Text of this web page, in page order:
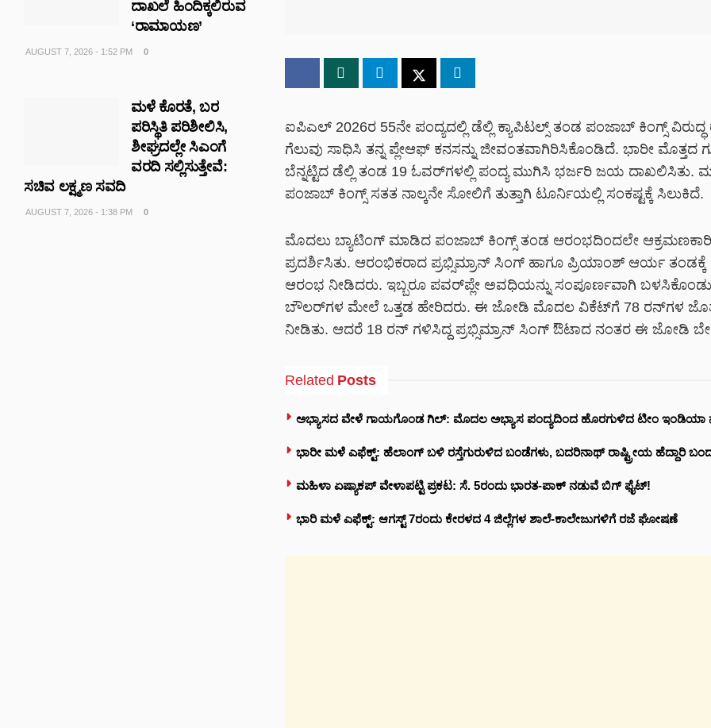
ಐಪಿಎಲ್ 2026ರ 55ನೇ ಪಂದ್ಯದಲ್ಲಿ ಡೆಲ್ಲಿ ಕ್ಯಾಪಿಟಲ್ಸ್ ತಂಡ ಪಂಜಾಬ್ ಕಿಂಗ್ಸ್
ಗೆಲುವು ಸಾಧಿಸಿ ತನ್ನ ಪ್ಲೇಆಫ್ ಕನಸನ್ನು ಜೀವಂತವಾಗಿರಿಸಿಕೊಂಡಿದೆ. ಭಾರೀ ಮೊತ್ತದ
ಬೆನ್ನಟ್ಟಿದ ಡೆಲ್ಲಿ ತಂಡ 19 ಓವರ್‌ಗಳಲ್ಲಿ ಪಂದ್ಯ ಮುಗಿಸಿ ಭರ್ಜರಿ ಜಯ ದಾಖಲಿಸಿತು.
ಪಂಜಾಬ್ ಕಿಂಗ್ಸ್ ಸತತ ನಾಲ್ಕನೇ ಸೋಲಿಗೆ ತುತ್ತಾಗಿ ಟೂರ್ನಿಯಲ್ಲಿ ಸಂಕಷ್ಟಕ್ಕೆ ಸಿಲುಕಿದೆ.
ಮೊದಲು ಬ್ಯಾಟಿಂಗ್ ಮಾಡಿದ ಪಂಜಾಬ್ ಕಿಂಗ್ಸ್ ತಂಡ ಆರಂಭದಿಂದಲೇ
ಪ್ರದರ್ಶಿಸಿತು. ಆರಂಭಿಕರಾದ ಪ್ರಭ್ಸಿಮ್ರಾನ್ ಸಿಂಗ್ ಹಾಗೂ ಪ್ರಿಯಾಂಶ್ ಆರ್ಯ ತಂಡಕ್ಕೆ
ಆರಂಭ ನೀಡಿದರು. ಇಬ್ಬರೂ ಪವರ್‌ಪ್ಲೇ ಅವಧಿಯನ್ನು ಸಂಪೂರ್ಣವಾಗಿ
ಬೌಲರ್‌ಗಳ ಮೇಲೆ ಒತ್ತಡ ಹೇರಿದರು. ಈ ಜೋಡಿ ಮೊದಲ ವಿಕೆಟ್‌ಗೆ 78 ರನ್‌ಗಳ
ನೀಡಿತು. ಆದರೆ 18 ರನ್ ಗಳಿಸಿದ್ದ ಪ್ರಭ್ಸಿಮ್ರಾನ್ ಸಿಂಗ್ ಔಟಾದ ನಂತರ ಈ ಜೋಡಿ
Related Posts
ಅಭ್ಯಾಸದ ವೇಳೆ ಗಾಯಗೊಂಡ ಗಿಲ್: ಮೊದಲ ಅಭ್ಯಾಸ ಪಂದ್ಯದಿಂದ ಹೊರಗುಳಿದ ಟೀಂ
ಭಾರೀ ಮಳೆ ಎಫೆಕ್ಟ್‌: ಹೆಲಾಂಗ್ ಬಳಿ ರಸ್ತೆಗುರುಳಿದ ಬಂಡೆಗಳು, ಬದರಿನಾಥ್‌ ರಾಷ್ಟ್ರೀಯ ಹೆದ್ದಾರಿ
ಮಹಿಳಾ ಏಷ್ಯಾಕಪ್ ವೇಳಾಪಟ್ಟಿ ಪ್ರಕಟ: ಸೆ. 5ರಂದು ಭಾರತ-ಪಾಕ್‌ ನಡುವೆ ಬಿಗ್ ಫೈಟ್!
ಭಾರಿ ಮಳೆ ಎಫೆಕ್ಟ್: ಆಗಸ್ಟ್ 7ರಂದು ಕೇರಳದ 4 ಜಿಲ್ಲೆಗಳ ಶಾಲೆ-ಕಾಲೇಜುಗಳಿಗೆ ರಜೆ ಘೋಷಣೆ
ದಾಖಲೆ ಹಿಂದಿಕ್ಕಲಿರುವ
‘ರಾಮಾಯಣ’
AUGUST 7, 2026 - 1:52 PM 0
ಮಳೆ ಕೊರತೆ, ಬರ
ಪರಿಸ್ಥಿತಿ ಪರಿಶೀಲಿಸಿ,
ಶೀಘ್ರದಲ್ಲೇ ಸಿಎಂಗೆ
ವರದಿ ಸಲ್ಲಿಸುತ್ತೇವೆ:
ಸಚಿವ ಲಕ್ಷ್ಮಣ ಸವದಿ
AUGUST 7, 2026 - 1:38 PM 0